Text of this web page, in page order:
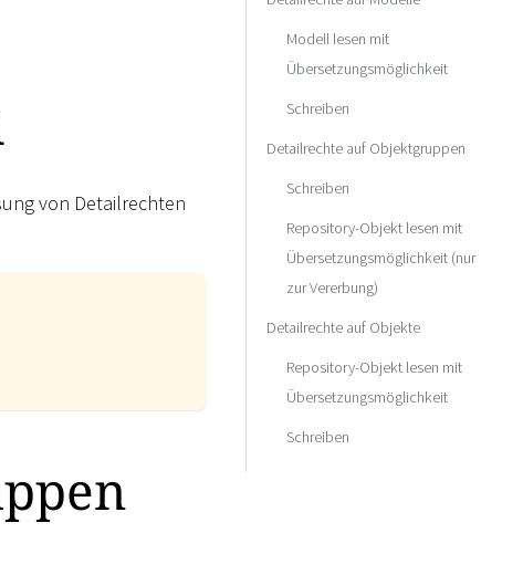
von Detailrechten
Modell lesen mit
Übersetzungsmöglichkeit
Schreiben
Detailrechte auf Objektgruppen
Schreiben
Repository-Objekt lesen mit
Übersetzungsmöglichkeit (nur
zur Vererbung)
Detailrechte auf Objekte
Repository-Objekt lesen mit
Übersetzungsmöglichkeit
Schreiben